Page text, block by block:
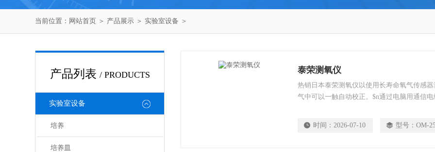
当前位置： 网站首页 ＞ 产品展示 ＞ 实验室设备 ＞
产品列表 / PRODUCTS
实验室设备
培养
培养皿
泰荣测氧仪
热销日本泰荣测氧仪以使用长寿命氧气传感器
气中可以一触自动校正。$n通过电脑用通信
时间： 2026-07-10 型号： OM-